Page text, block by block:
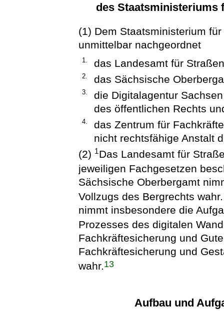
des Staatsministeriums
(1) Dem Staatsministerium
unmittelbar nachgeordnet
1. das Landesamt für
2. das Sächsische
3.
die Digitalagentur
des öffentlichen Rechts
4.
das Zentrum für
nicht rechtsfähige Anstalt
(2) 1Das Landesamt für
jeweiligen Fachgesetzen
Sächsische Oberbergamt
Vollzugs des Bergrechts
nimmt insbesondere die
Prozesses des digitalen
Fachkräftesicherung und
Fachkräftesicherung und
wahr.13
Aufbau und